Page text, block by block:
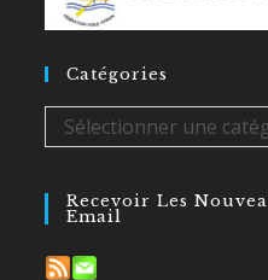
Catégories
Sélectionner une
Recevoir Les
Email